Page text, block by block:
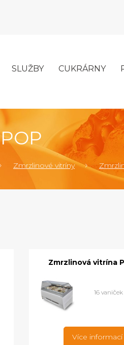
SLUŽBY CUKRÁRNY
POP
Zmrzlinové vitríny
Zmrzlinová vitrína
16 vaniček
Více informací